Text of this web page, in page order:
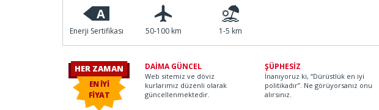
A
Enerji Sertifikası 50-100 km 1-5 km
HER ZAMAN
EN İYİ
FİYAT
DAİMA GÜNCEL
Web sitemiz ve döviz
kurlarımız düzenli olarak
güncellenmektedir.
ŞÜPHESİZ
İnanıyoruz ki, “Dürüstlük en iyi
politikadır”. Ne görüyorsanız onu
alırsınız.